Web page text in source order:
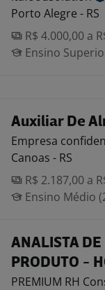
Porto Alegre - RS
R$ 4.000,00 a
Ensino
Auxiliar De
Empresa
Canoas - RS
R$ 2.187,00 a
Ensino Médio
ANALISTA
PRODUTO -
PREMIUM RH